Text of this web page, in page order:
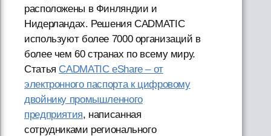
расположены в Финляндии и
Нидерландах. Решения CADMATIC
используют более 7000 организаций в
более чем 60 странах по всему миру.
Статья CADMATIC eShare – от
электронного паспорта к цифровому
двойнику промышленного
предприятия, написанная
сотрудниками регионального